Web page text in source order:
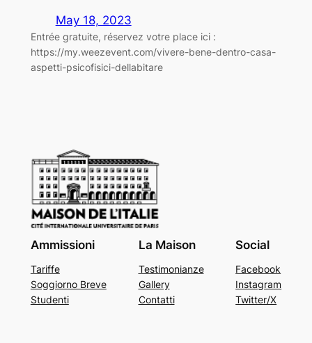
May 18, 2023
Entrée gratuite, réservez votre place ici :
https://my.weezevent.com/vivere-bene-dentro-casa-
aspetti-psicofisici-dellabitare
Ammissioni
Tariffe
Soggiorno Breve
Studenti
La Maison
Testimonianze
Gallery
Contatti
Social
Facebook
Instagram
Twitter/X